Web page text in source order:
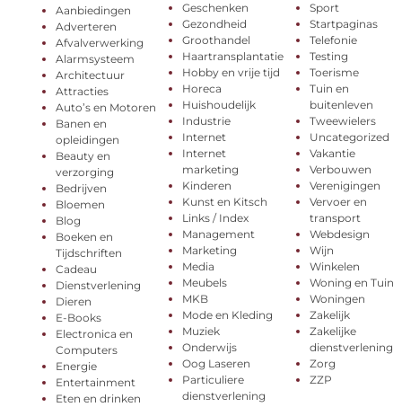
Aanbiedingen
Adverteren
Afvalverwerking
Alarmsysteem
Architectuur
Attracties
Auto’s en Motoren
Banen en
opleidingen
Beauty en
verzorging
Bedrijven
Bloemen
Blog
Boeken en
Tijdschriften
Cadeau
Dienstverlening
Dieren
E-Books
Electronica en
Computers
Energie
Entertainment
Eten en drinken
Geschenken
Gezondheid
Groothandel
Haartransplantatie
Hobby en vrije tijd
Horeca
Huishoudelijk
Industrie
Internet
Internet
marketing
Kinderen
Kunst en Kitsch
Links / Index
Management
Marketing
Media
Meubels
MKB
Mode en Kleding
Muziek
Onderwijs
Oog Laseren
Particuliere
dienstverlening
Sport
Startpaginas
Telefonie
Testing
Toerisme
Tuin en
buitenleven
Tweewielers
Uncategorized
Vakantie
Verbouwen
Verenigingen
Vervoer en
transport
Webdesign
Wijn
Winkelen
Woning en Tuin
Woningen
Zakelijk
Zakelijke
dienstverlening
Zorg
ZZP